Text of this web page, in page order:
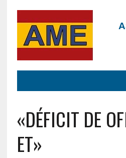
«DÉFICIT DE
ET»